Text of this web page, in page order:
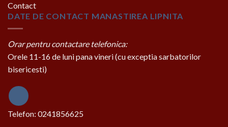
Contact
DATE DE CONTACT MANASTIREA LIPNITA
Orar pentru contactare telefonica:
Orele 11-16 de luni pana vineri (cu exceptia sarbatorilor
bisericesti)
Telefon: 0241856625